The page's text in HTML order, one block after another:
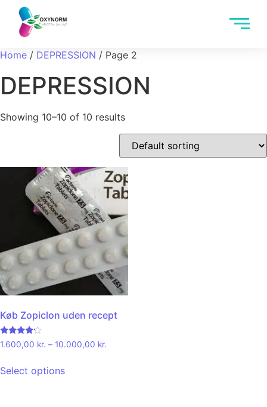
Home / DEPRESSION / Page 2
DEPRESSION
Showing 10–10 of 10 results
Køb Zopiclon uden recept
Rated
4.00
1.600,00 kr. – 10.000,00 kr.
Select options